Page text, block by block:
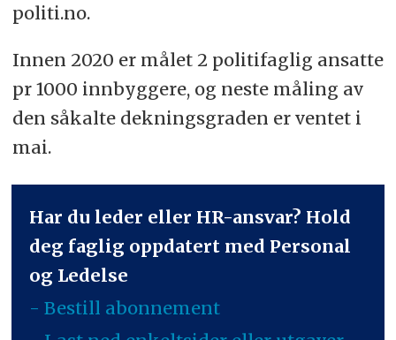
politi.no.
Innen 2020 er målet 2 politifaglig ansatte
pr 1000 innbyggere, og neste måling av
den såkalte dekningsgraden er ventet i
mai.
Har du leder eller HR-ansvar? Hold
deg faglig oppdatert med Personal
og Ledelse
- Bestill abonnement